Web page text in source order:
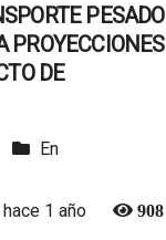
PESADO
PROYECCIONES
DE
En
1 año
908